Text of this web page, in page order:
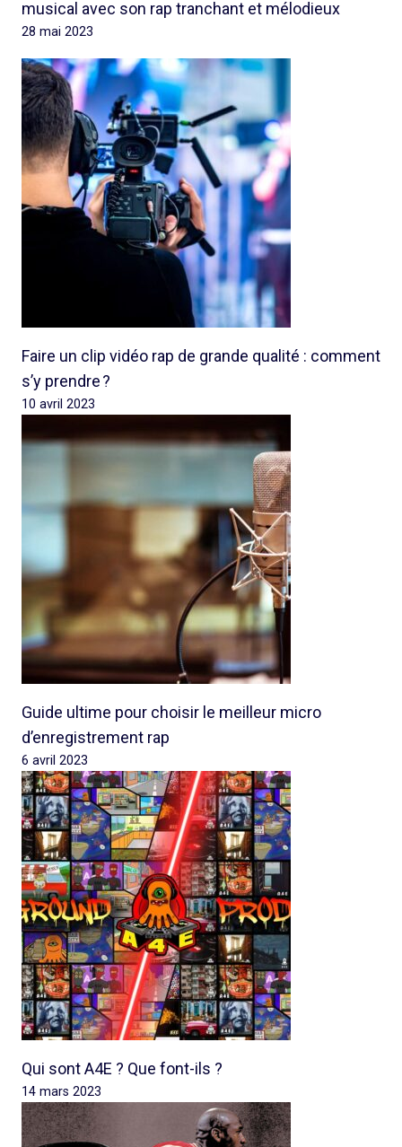
musical avec son rap tranchant et mélodieux
28 mai 2023
Faire un clip vidéo rap de grande qualité : comment
s’y prendre ?
10 avril 2023
Guide ultime pour choisir le meilleur micro
d’enregistrement rap
6 avril 2023
Qui sont A4E ? Que font-ils ?
14 mars 2023